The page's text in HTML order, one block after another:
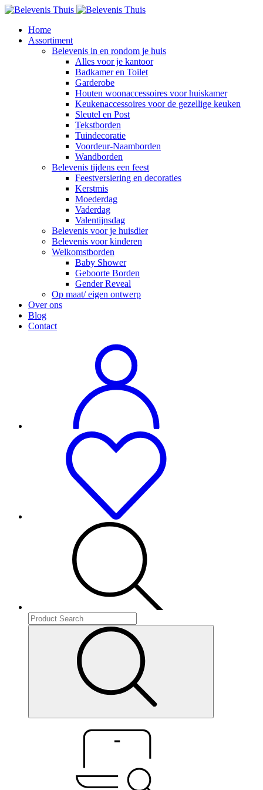
Home
Assortiment
Belevenis in en rondom je huis
Alles voor je kantoor
Badkamer en Toilet
Garderobe
Houten woonaccessoires voor huiskamer
Keukenaccessoires voor de gezellige keuken
Sleutel en Post
Tekstborden
Tuindecoratie
Voordeur-Naamborden
Wandborden
Belevenis tijdens een feest
Feestversiering en decoraties
Kerstmis
Moederdag
Vaderdag
Valentijnsdag
Belevenis voor je huisdier
Belevenis voor kinderen
Welkomstborden
Baby Shower
Geboorte Borden
Gender Reveal
Op maat/ eigen ontwerp
Over ons
Blog
Contact